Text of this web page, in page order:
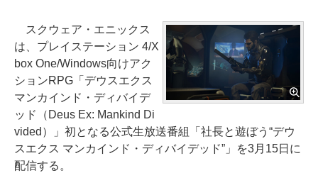
スクウェア・エニックス
は、プレイステーション 4/X
box One/Windows向けアク
ションRPG「デウスエクス
マンカインド・ディバイデ
ッド（Deus Ex: Mankind Di
vided）」初となる公式生放送番組「社長と遊ぼう“デウ
スエクス マンカインド・ディバイデッド”」を3月15日に
配信する。